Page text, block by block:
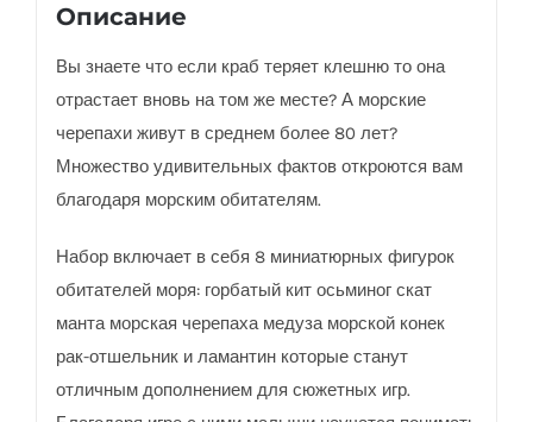
Описание
Вы знаете что если краб теряет клешню то она
отрастает вновь на том же месте? А морские
черепахи живут в среднем более 80 лет?
Множество удивительных фактов откроются вам
благодаря морским обитателям.
Набор включает в себя 8 миниатюрных фигурок
обитателей моря: горбатый кит осьминог скат
манта морская черепаха медуза морской конек
рак-отшельник и ламантин которые станут
отличным дополнением для сюжетных игр.